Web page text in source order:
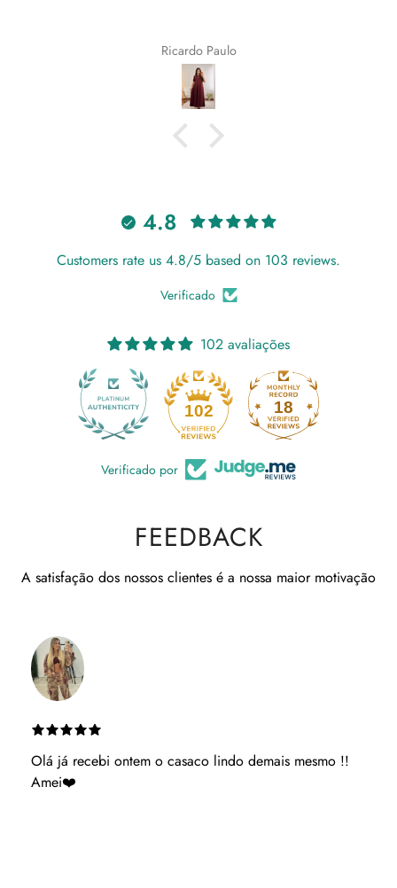
Ricardo Paulo
4.8
Customers rate us 4.8/5 based on 103 reviews.
Verificado
102 avaliações
102 18
Verificado por
FEEDBACK
A satisfação dos nossos clientes é a nossa maior motivação
Es muito atenciosa ganhaste uma cliente podes ter
acerteza